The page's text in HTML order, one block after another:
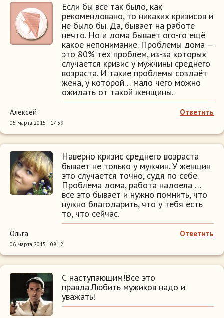
Если бы всё так было, как
рекомендовано, то никаких кризисов и
не было бы. Да, бывает на работе
нечто. Но и дома бывает ого-го ещё
какое непонимание. Проблемы дома —
это 80% тех проблем, из-за которых
случается кризис у мужчины среднего
возраста. И такие проблемы создаёт
жена, у которой… мало чего можно
ожидать от такой женщины.
Ответить
Алексей
05 марта 2015 | 17:39
Наверно кризис среднего возраста
бывает не только у мужчин. У женщин
это случается точно, судя по себе.
Проблема дома, работа надоела …
все это бывает и нужно помнить, что
нужно благодарить, что у тебя есть
то, что сейчас.
Ответить
Ольга
06 марта 2015 | 08:12
С наступающим!Все это
правда.Любить мужиков надо и
уважать!